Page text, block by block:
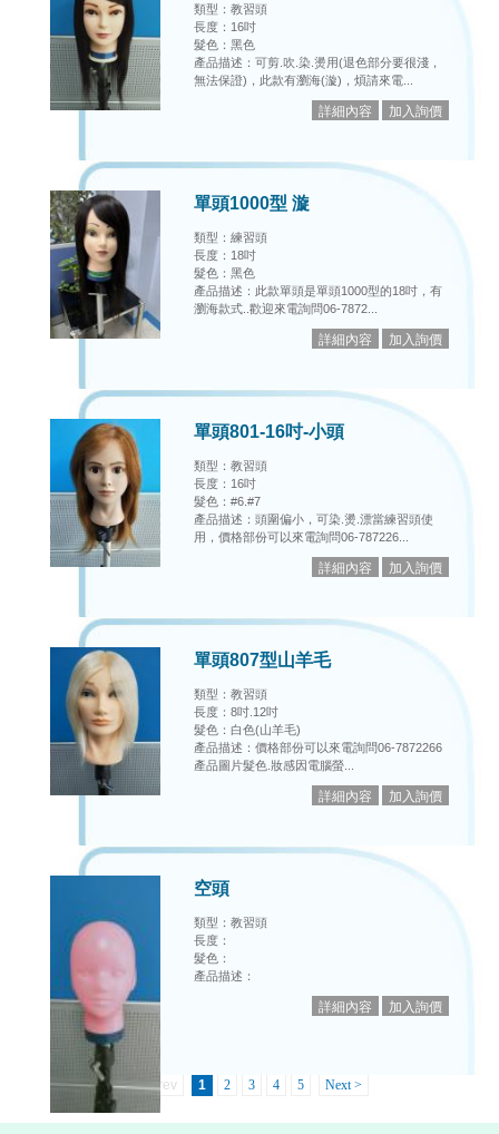
類型：教習頭
長度：16吋
髮色：黑色
產品描述：可剪.吹.染.燙用(退色部分要很淺，
無法保證)，此款有瀏海(漩)，煩請來電...
單頭1000型 漩
類型：練習頭
長度：18吋
髮色：黑色
產品描述：此款單頭是單頭1000型的18吋，有
瀏海款式..歡迎來電詢問06-7872...
單頭801-16吋-小頭
類型：教習頭
長度：16吋
髮色：#6.#7
產品描述：頭圍偏小，可染.燙.漂當練習頭使
用，價格部份可以來電詢問06-787226...
單頭807型山羊毛
類型：教習頭
長度：8吋.12吋
髮色：白色(山羊毛)
產品描述：價格部份可以來電詢問06-7872266
產品圖片髮色.妝感因電腦螢...
空頭
類型：教習頭
長度：
髮色：
產品描述：
< Prev 1 2 3 4 5 Next >